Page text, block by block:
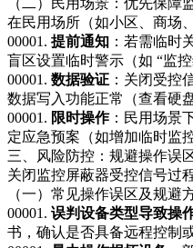
在民用场所（如小区、商场
00001. 提前通知 ：若需临时
盲区设置临时警示（如 “监
00001. 数据验证 ：关闭受控
数据写入功能正常（查看硬
00001. 限时操作：民用场景
定应急预案（如增加临时监
三、风险防控：规避操作误
关闭监控屏蔽器受控信号过
（一）常见操作误区及规避
00001. 误判设备类型导致操
书，确认是否具备远程控制